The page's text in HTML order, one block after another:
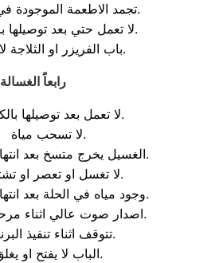
تجمد الاطعمة الموجودة في الثلاجة.
لا تعمل حتي بعد توصيلها بالكهرباء.
باب الفريزر او الثلاجة لا يغلق.
رابعاً الغسالة
لا تعمل بعد توصيلها بالكهرباء.
لا تسحب مياة.
الغسيل يخرج متسخ بعد انتهاء البرنامج.
لا تغسل او تعصر او تشتطف.
وجود مياه في الحلة بعد انتهاء البرنامج.
اصدار صوت عالي اثناء مرحلة العصر.
تتوقف اثناء تنفيذ البرنامج.
الباب لا يفتح او يغلق.